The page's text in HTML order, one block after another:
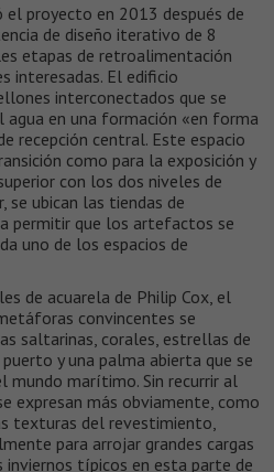
el proyecto en 2013 después de
de diseño iterativo de 8
etapas de retroalimentación
interesadas. El edificio
interconectados que se
agua en una formación «en forma
recepción central. Este espacio
como para la exposición y
con los dos niveles de
se ubican las tiendas de
permitir que los artefactos se
uno de los espacios de
de acuarela de Philip Cox, el
convincentes se
saltarinas, corales, estrellas de
y una palma abierta que se
mundo marítimo. Sin recurrir al
expresan más obviamente, como
texturas del revestimiento,
para arrojar grandes cargas
inviernos típicos en esta parte de